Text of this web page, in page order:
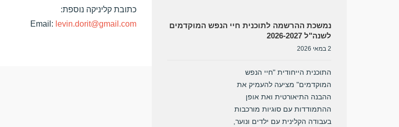
כתובת קליניקה נוספת:
Email: levin.dorit@gmail.com
נמשכת ההרשמה לתוכנית חיי הנפש המוקדמים
לשנה"ל 2026-2027
2 במאי 2026
התוכנית הייחודית "חיי הנפש
המוקדמים" מציעה להעמיק את
ההבנה התיאורטית ואת אופן
ההתמודדות עם סוגיות מורכבות
בעבודה הקלינית עם ילדים ונוער,